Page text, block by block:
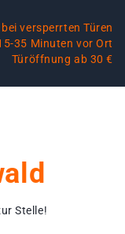
versperrten Türen
35 Minuten vor Ort
Türöffnung ab 30 €
Stelle!